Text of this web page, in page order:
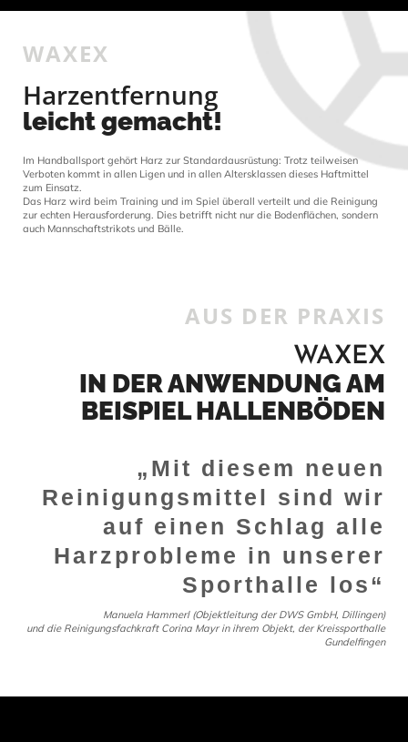
WAXEX
Harzentfernung
leicht gemacht!
Im Handballsport gehört Harz zur Standardausrüstung: Trotz teilweisen
Verboten kommt in allen Ligen und in allen Altersklassen dieses Haftmittel
zum Einsatz.
Das Harz wird beim Training und im Spiel überall verteilt und die Reinigung
zur echten Herausforderung. Dies betrifft nicht nur die Bodenflächen, sondern
auch Mannschaftstrikots und Bälle.
AUS DER PRAXIS
WAXEX
IN DER ANWENDUNG AM
BEISPIEL HALLENBÖDEN
„Mit diesem neuen
Reinigungsmittel sind wir
auf einen Schlag alle
Harzprobleme in unserer
Sporthalle los“
Manuela Hammerl (Objektleitung der DWS GmbH, Dillingen)
und die Reinigungsfachkraft Corina Mayr in ihrem Objekt, der Kreissporthalle
Gundelfingen